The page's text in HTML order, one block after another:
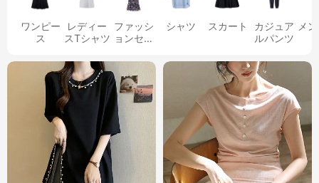
ワンピー
ス
レディー
スTシャツ
ファッシ
ョンセッ
シャツ スカート
カジュア
ルパンツ
メ